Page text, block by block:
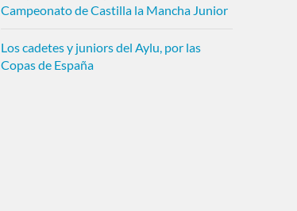
Campeonato de Castilla la Mancha Junior
Los cadetes y juniors del Aylu, por las
Copas de España